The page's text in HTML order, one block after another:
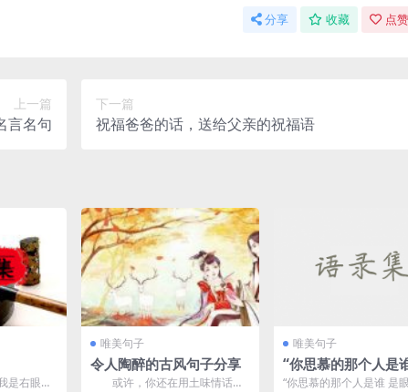
分享 收藏 点
上一篇
言名句
下一篇
祝福爸爸的话，送给父亲的祝福语
右眼睛
唯美句子
令人陶醉的古风句子分享
或许，你还在用土味情话撩
唯美句子
“你思慕的那个人是
眼前看到的这个人
“你思慕的那个人是谁 是